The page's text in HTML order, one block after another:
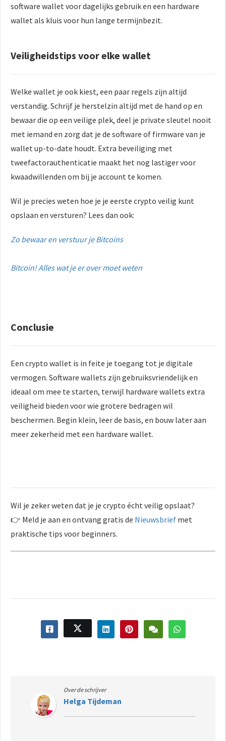
software wallet voor dagelijks gebruik en een hardware
wallet als kluis voor hun lange termijnbezit.
Veiligheidstips voor elke wallet
Welke wallet je ook kiest, een paar regels zijn altijd
verstandig. Schrijf je herstelzin altijd met de hand op en
bewaar die op een veilige plek, deel je private sleutel nooit
met iemand en zorg dat je de software of firmware van je
wallet up-to-date houdt. Extra beveiliging met
tweefactorauthenticatie maakt het nog lastiger voor
kwaadwillenden om bij je account te komen.
Wil je precies weten hoe je je eerste crypto veilig kunt
opslaan en versturen? Lees dan ook:
Zo bewaar en verstuur je Bitcoins
Bitcoin! Alles wat je er over moet weten
Conclusie
Een crypto wallet is in feite je toegang tot je digitale
vermogen. Software wallets zijn gebruiksvriendelijk en
ideaal om mee te starten, terwijl hardware wallets extra
veiligheid bieden voor wie grotere bedragen wil
beschermen. Begin klein, leer de basis, en bouw later aan
meer zekerheid met een hardware wallet.
Wil je zeker weten dat je je crypto écht veilig opslaat?
👉 Meld je aan en ontvang gratis de Nieuwsbrief met
praktische tips voor beginners.
Over de schrijver
Helga Tijdeman